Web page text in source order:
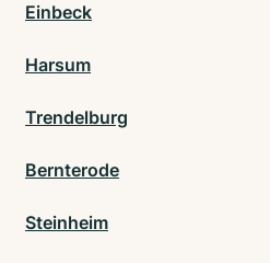
Einbeck
Harsum
Trendelburg
Bernterode
Steinheim